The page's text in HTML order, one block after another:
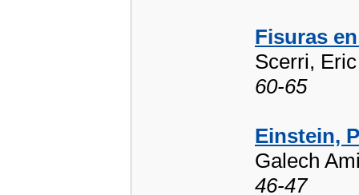
Fisuras
Scerri,
60-65
Einstein,
Galech
46-47